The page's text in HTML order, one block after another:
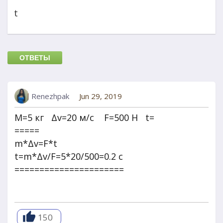
t
ОТВЕТЫ
Renezhpak Jun 29, 2019
M=5 кг Δv=20 м/с F=500 H t=
=====
m*Δv=F*t
t=m*Δv/F=5*20/500=0.2 c
======================
150